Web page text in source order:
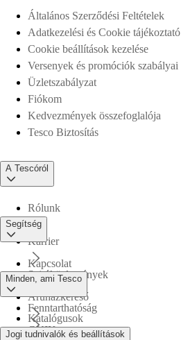
Általános Szerződési Feltételek
Adatkezelési és Cookie tájékoztató
Cookie beállítások kezelése
Versenyek és promóciók szabályai
Üzletszabályzat
Fiókom
Kedvezmények összefoglalója
Tesco Biztosítás
A Tescóról
Rólunk
Karrier
Sajtóközlemények
Fenntarthatóság
Segítség
Kapcsolat
Áruházkereső
GYIK
Minden, ami Tesco
Katalógusok
Jogi tudnivalók és beállítások